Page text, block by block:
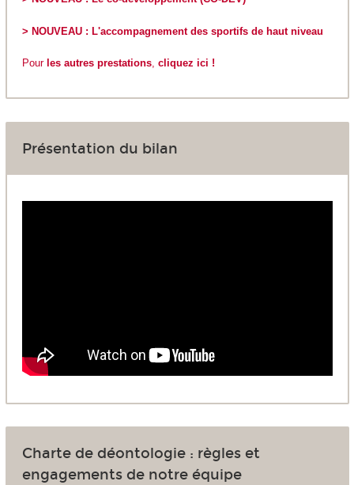
> NOUVEAU : L'accompagnement des sportifs de haut niveau
Pour les autres prestations, cliquez ici !
Présentation du bilan
Charte de déontologie : règles et
engagements de notre équipe